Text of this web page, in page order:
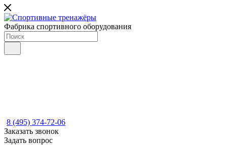
Фабрика спортивного оборудования
8 (495) 374-72-06
Заказать звонок
Задать вопрос